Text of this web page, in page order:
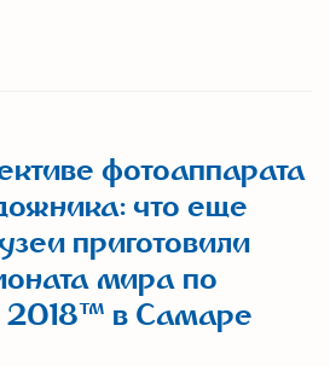
фотоаппарата
что еще
приготовили
мира по
2018™ в Самаре